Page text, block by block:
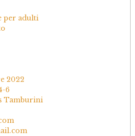
per adulti
2022
6
Tamburini